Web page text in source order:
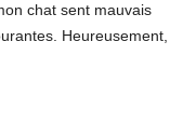
chat sent mauvais
Heureusement,